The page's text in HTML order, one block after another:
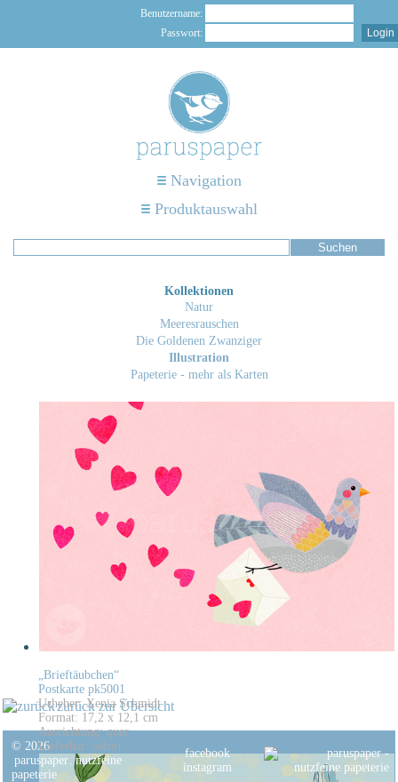
Benutzername:
Passwort:
Navigation
Produktauswahl
Kollektionen
Natur
Meeresrauschen
Die Goldenen Zwanziger
Illustration
Papeterie - mehr als Karten
„Brieftäubchen“
Postkarte pk5001
Urheber: Xenia Schmidt
Format: 17,2 x 12,1 cm
Ausrichtung: quer
Lieferbar: sofort
zurück zur Übersicht
© 2026
paruspaper. nutzfeine
papeterie
facebook
instagram